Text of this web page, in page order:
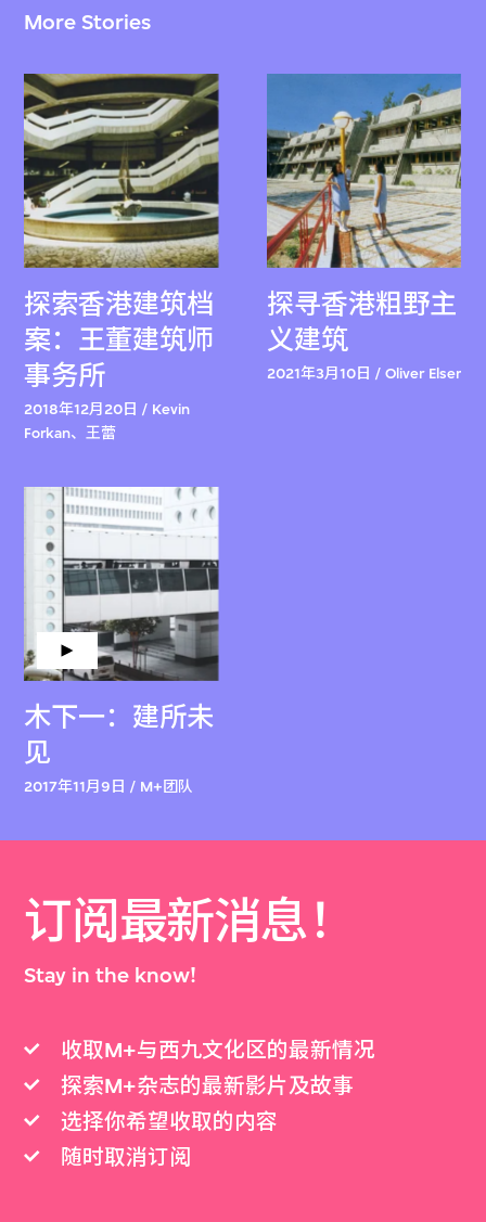
More Stories
探索香港建筑档
案：王董建筑师
事务所
2018年12月20日 / Kevin
Forkan、王蕾
探寻香港粗野主
义建筑
2021年3月10日 / Oliver Elser
木下一：建所未
见
2017年11月9日 / M+团队
订阅最新消息！
Stay in the know!
收取M+与西九文化区的最新情况
探索M+杂志的最新影片及故事
选择你希望收取的内容
随时取消订阅